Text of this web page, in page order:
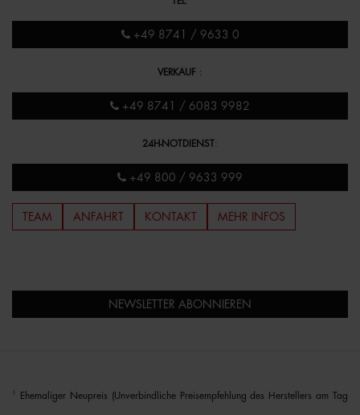
+49 8741 / 9633 0
VERKAUF :
+49 8741 / 6083 9982
24H-NOTDIENST:
+49 800 / 9633 999
TEAM ANFAHRT KONTAKT MEHR INFOS
NEWSLETTER ABONNIEREN
Ehemaliger Neupreis (Unverbindliche Preisempfehlung des Herstellers am Tag